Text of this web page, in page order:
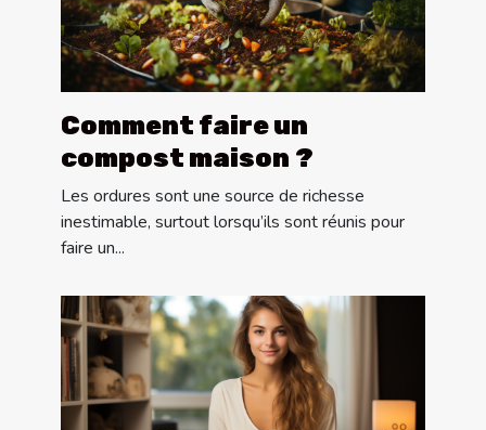
Comment faire un
compost maison ?
Les ordures sont une source de richesse
inestimable, surtout lorsqu’ils sont réunis pour
faire un...